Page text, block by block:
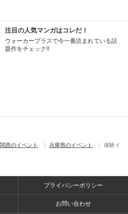
注目の人気マンガはコレだ！
ウォーカープラスで今一番読まれている話
題作をチェック!!
関西のイベント 兵庫県のイベント
体験イ
プライバシーポリシー
お問い合わせ